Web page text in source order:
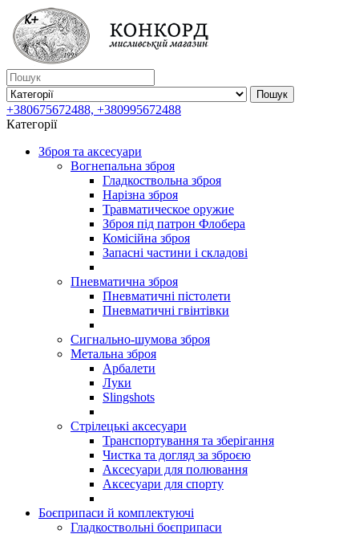
Пошук
+380675672488, +380995672488
Категорії
Зброя та аксесуари
Вогнепальна зброя
Гладкоствольна зброя
Нарізна зброя
Травматическое оружие
Зброя під патрон Флобера
Комісійна зброя
Запасні частини і складові
Пневматична зброя
Пневматичні пістолети
Пневматичні гвінтівки
Сигнально-шумова зброя
Метальна зброя
Арбалети
Луки
Slingshots
Стрілецькі аксесуари
Транспортування та зберігання
Чистка та догляд за зброєю
Аксесуари для полювання
Аксесуари для спорту
Боєприпаси й комплектуючі
Гладкоствольні боєприпаси